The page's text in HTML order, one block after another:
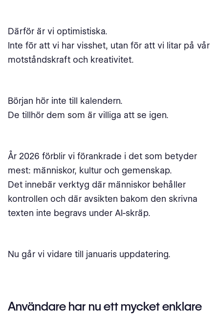
Därför är vi optimistiska.
Inte för att vi har visshet, utan för att vi litar på vår
motståndskraft och kreativitet.
Början hör inte till kalendern.
De tillhör dem som är villiga att se igen.
År 2026 förblir vi förankrade i det som betyder
mest: människor, kultur och gemenskap.
Det innebär verktyg där människor behåller
kontrollen och där avsikten bakom den skrivna
texten inte begravs under AI-skräp.
Nu går vi vidare till januaris uppdatering.
Användare har nu ett mycket enklare